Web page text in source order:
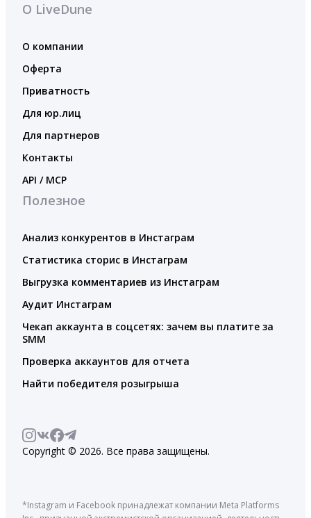
О LiveDune
О компании
Оферта
Приватность
Для юр.лиц
Для партнеров
Контакты
API / MCP
Полезное
Анализ конкурентов в Инстаграм
Статистика сторис в Инстаграм
Выгрузка комментариев из Инстаграм
Аудит Инстаграм
Чекап аккаунта в соцсетях: зачем вы платите за
SMM
Проверка аккаунтов для отчета
Найти победителя розыгрыша
Copyright © 2026. Все права защищены.
*Instagram и Facebook принадлежат компании Meta Platforms